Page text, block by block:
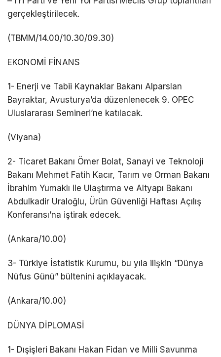
gerçekleştirilecek.
(TBMM/14.00/10.30/09.30)
EKONOMİ FİNANS
1- Enerji ve Tabii Kaynaklar Bakanı Alparslan
Bayraktar, Avusturya’da düzenlenecek 9. OPEC
Uluslararası Semineri’ne katılacak.
(Viyana)
2- Ticaret Bakanı Ömer Bolat, Sanayi ve Teknoloji
Bakanı Mehmet Fatih Kacır, Tarım ve Orman Bakanı
İbrahim Yumaklı ile Ulaştırma ve Altyapı Bakanı
Abdulkadir Uraloğlu, Ürün Güvenliği Haftası Açılış
Konferansı’na iştirak edecek.
(Ankara/10.00)
3- Türkiye İstatistik Kurumu, bu yıla ilişkin “Dünya
Nüfus Günü” bültenini açıklayacak.
(Ankara/10.00)
DÜNYA DİPLOMASİ
1- Dışişleri Bakanı Hakan Fidan ve Milli Savunma